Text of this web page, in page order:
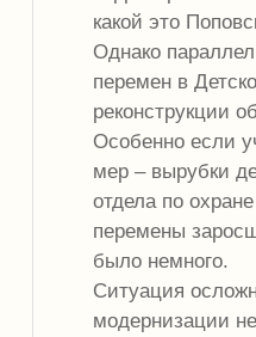
какой это
Однако
перемен в
реконструкции
Особенно если
мер – вырубки
отдела по
перемены
было немного.
Ситуация
модернизации